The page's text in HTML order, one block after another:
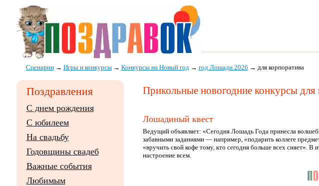
Сценарии→ Игры и конкурсы→ Конкурсы на Новый год→ год Лошади 2026 → для корпоратива
Прикольные новогодние конкурсы
Лошадиный квест
Ведущий объявляет: «Сегодня Лошадь Года принесла
забавными заданиями — например, «подарить коллеге
«вручить свой кофе тому, кто сегодня больше всех сияет».
настроение всем.
Поздравления
С днем рождения
С юбилеем
На свадьбу
Годовщины свадеб
Важные события
Любимым